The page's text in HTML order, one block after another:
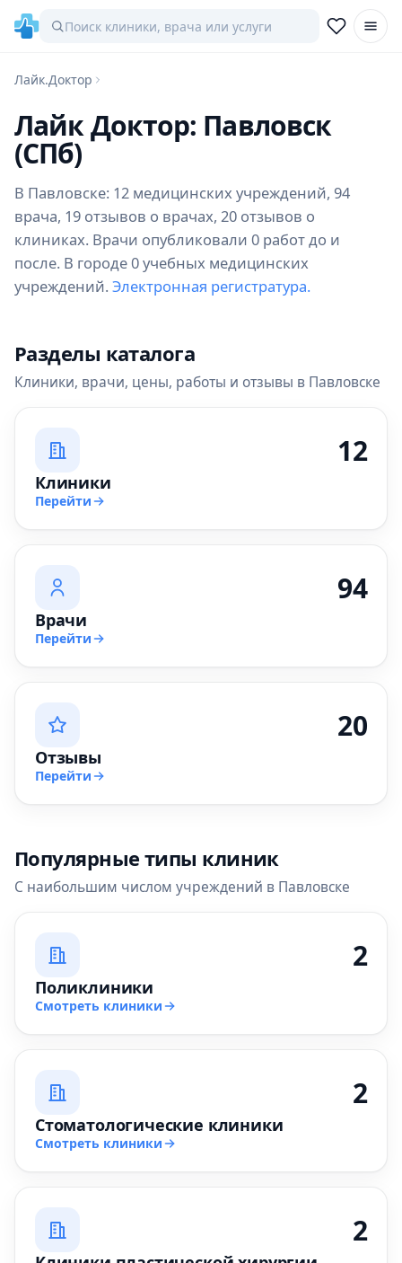
Лайк.Доктор
Лайк Доктор: Павловск
(СПб)
В Павловске: 12 медицинских учреждений, 94
врача, 19 отзывов о врачах, 20 отзывов о
клиниках. Врачи опубликовали 0 работ до и
после. В городе 0 учебных медицинских
учреждений. Электронная регистратура.
Разделы каталога
Клиники, врачи, цены, работы и отзывы в Павловске
12
Клиники
Перейти
94
Врачи
Перейти
20
Отзывы
Перейти
Популярные типы клиник
С наибольшим числом учреждений в Павловске
2
Поликлиники
Смотреть клиники
2
Стоматологические клиники
Смотреть клиники
2